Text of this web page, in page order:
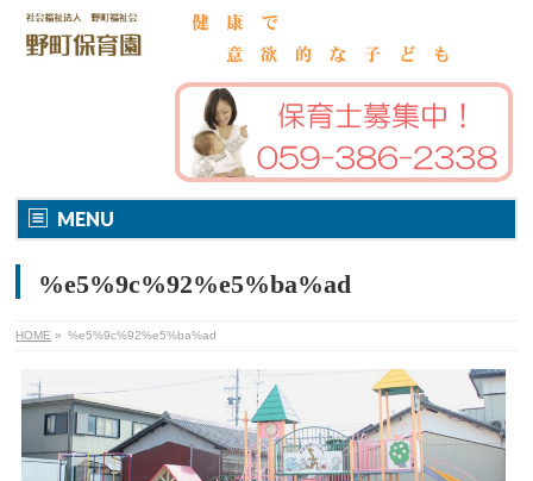
MENU
%e5%9c%92%e5%ba%ad
HOME » %e5%9c%92%e5%ba%ad